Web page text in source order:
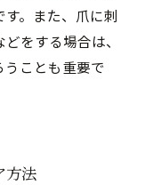
。また、爪に刺
をする場合は、
ことも重要で
方法